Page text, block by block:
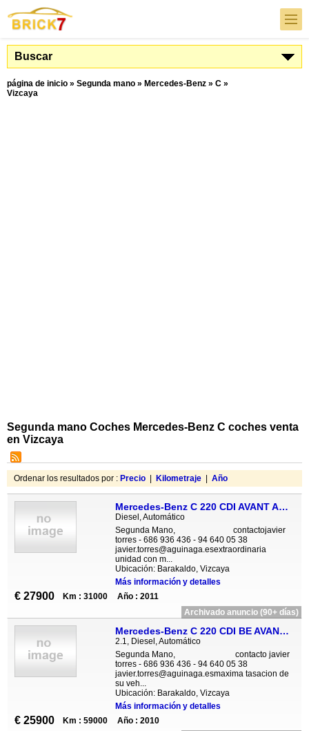
Buscar
página de inicio » Segunda mano » Mercedes-Benz » C »
Vizcaya
Segunda mano Coches Mercedes-Benz C coches venta
en Vizcaya
Ordenar los resultados por : Precio Kilometraje Año
Mercedes-Benz C 220 CDI AVANT AUT XENON ILS TECHO PARKTR
Diesel, Automático
Segunda Mano, contactojavier
torres - 686 936 436 - 94 640 05 38
javier.torres@aguinaga.esextraordinaria
unidad con m...
Ubicación: Barakaldo, Vizcaya
Más información y detalles
€ 27900 Km : 31000
Año : 2011
Archivado anuncio (90+ días)
Mercedes-Benz C 220 CDI BE AVANTGARDE AUTOMATICO
2.1, Diesel, Automático
Segunda Mano, contacto javier
torres - 686 936 436 - 94 640 05 38
javier.torres@aguinaga.esmaxima tasacion de
su veh...
Ubicación: Barakaldo, Vizcaya
Más información y detalles
€ 25900 Km : 59000
Año : 2010